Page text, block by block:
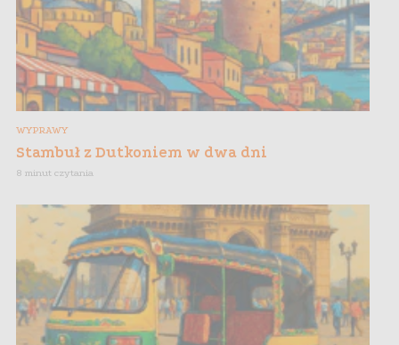
WYPRAWY
Stambuł z Dutkoniem w dwa dni
8 minut czytania